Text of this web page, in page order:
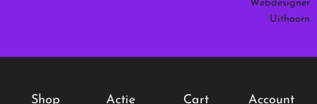
Shop Actie Cart Account